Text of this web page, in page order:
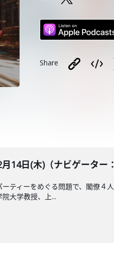
Share
14日(木)（ナビゲータ
ティーをめぐる問題で、閣僚
大学教授、上...